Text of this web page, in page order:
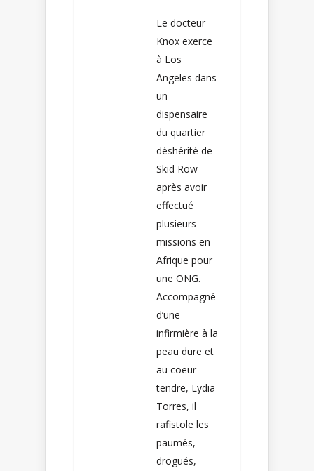
Le docteur
Knox exerce
à Los
Angeles dans
un
dispensaire
du quartier
déshérité de
Skid Row
après avoir
effectué
plusieurs
missions en
Afrique pour
une ONG.
Accompagné
d’une
infirmière à la
peau dure et
au coeur
tendre, Lydia
Torres, il
rafistole les
paumés,
drogués,